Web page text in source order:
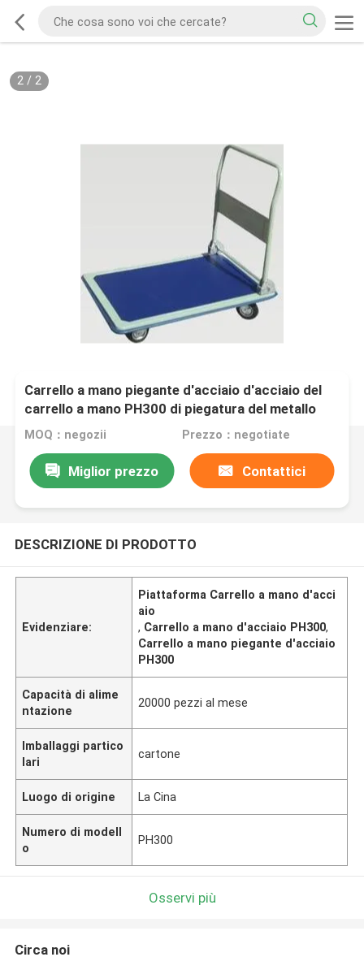
2/ 2
Carrello a mano piegante d'acciaio d'acciaio del
carrello a mano PH300 di piegatura del metallo
della piattaforma
MOQ：negozii Prezzo：negotiate
Miglior prezzo Contattici
DESCRIZIONE DI PRODOTTO
Evidenziare:
Piattaforma Carrello a mano d'acci
aio
, Carrello a mano d'acciaio PH300,
Carrello a mano piegante d'acciaio
PH300
Capacità di alime
ntazione
20000 pezzi al mese
Imballaggi partico
lari
cartone
Luogo di origine La Cina
Numero di modell
o
PH300
Osservi più
Circa noi